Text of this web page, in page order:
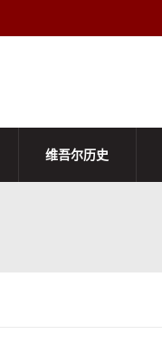
维吾尔历史